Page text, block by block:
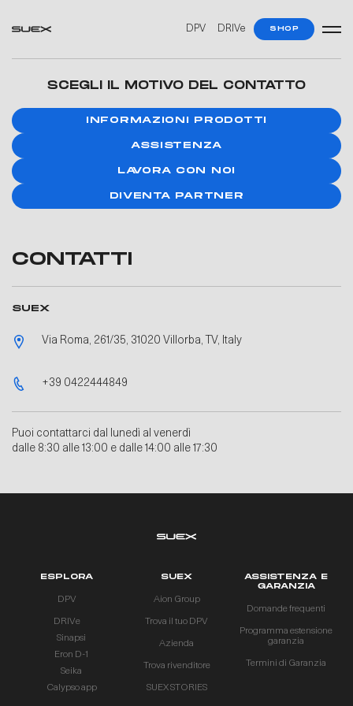
DPV DRIVe SHOP
SCEGLI IL MOTIVO DEL CONTATTO
INFORMAZIONI PRODOTTI
ASSISTENZA
LAVORA CON NOI
DIVENTA PARTNER
CONTATTI
SUEX
Via Roma, 261/35, 31020 Villorba, TV, Italy
+39 0422444849
Puoi contattarci dal lunedì al venerdì
dalle 8:30 alle 13:00 e dalle 14:00 alle 17:30
ESPLORA
DPV
DRIVe
Sinapsi
Eron D-1
Seika
Calypso app
SUEX
Aion Group
Trova il tuo DPV
Azienda
Trova rivenditore
SUEX STORIES
ASSISTENZA E
GARANZIA
Domande frequenti
Programma estensione
garanzia
Termini di Garanzia